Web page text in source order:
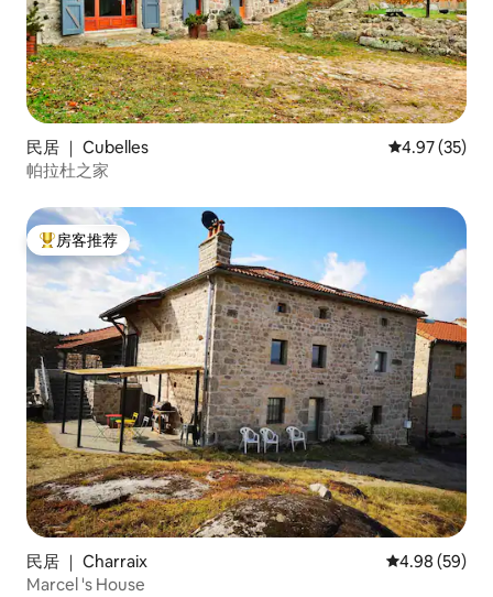
民居 ｜ Cubelles 平均评分
4.97 (35)
帕拉杜之家
热门「房客推荐」
房客推荐
民居 ｜ Charraix 平均评分 4.98
4.98 (59)
Marcel 's House